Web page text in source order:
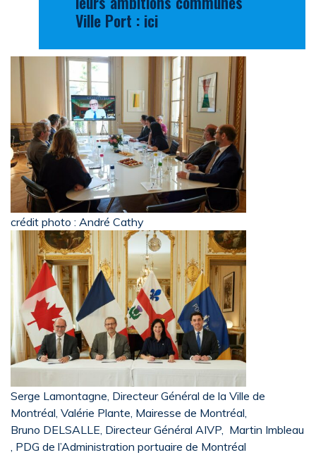
Ville Port : ici
crédit photo : André Cathy
Serge Lamontagne , Directeur Général de la Ville de
Montréal, Valérie Plante , Mairesse de Montréal,
Bruno DELSALLE , Directeur Général AIVP, Martin Imbleau
, PDG de l’Administration portuaire de Montréal